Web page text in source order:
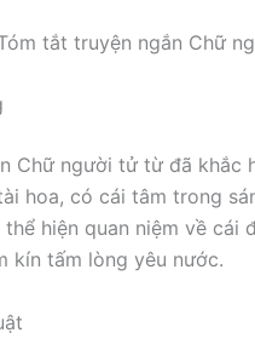
tắt truyện ngắn Chữ
Chữ người tử từ đã khắc
hoa, có cái tâm trong
thể hiện quan niệm về
kín tấm lòng yêu nước.